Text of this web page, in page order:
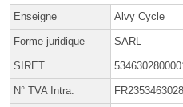
Enseigne Alvy Cycle
Forme juridique SARL
SIRET
N° TVA Intra.